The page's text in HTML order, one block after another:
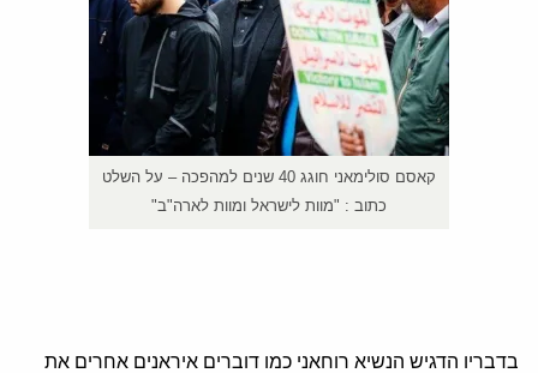
קאסם סולימאני חוגג 40 שנים למהפכה – על השלט
כתוב : "מוות לישראל ומוות לארה"ב"
בדבריו הדגיש הנשיא רוחאני כמו דוברים איראנים אחרים את